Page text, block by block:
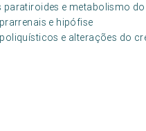
e metabolismo
e hipófise
e alterações do